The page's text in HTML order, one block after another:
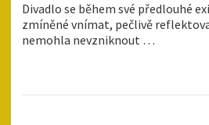
Divadlo se během své předlouhé
zmíněné vnímat, pečlivě
nemohla nevzniknout …